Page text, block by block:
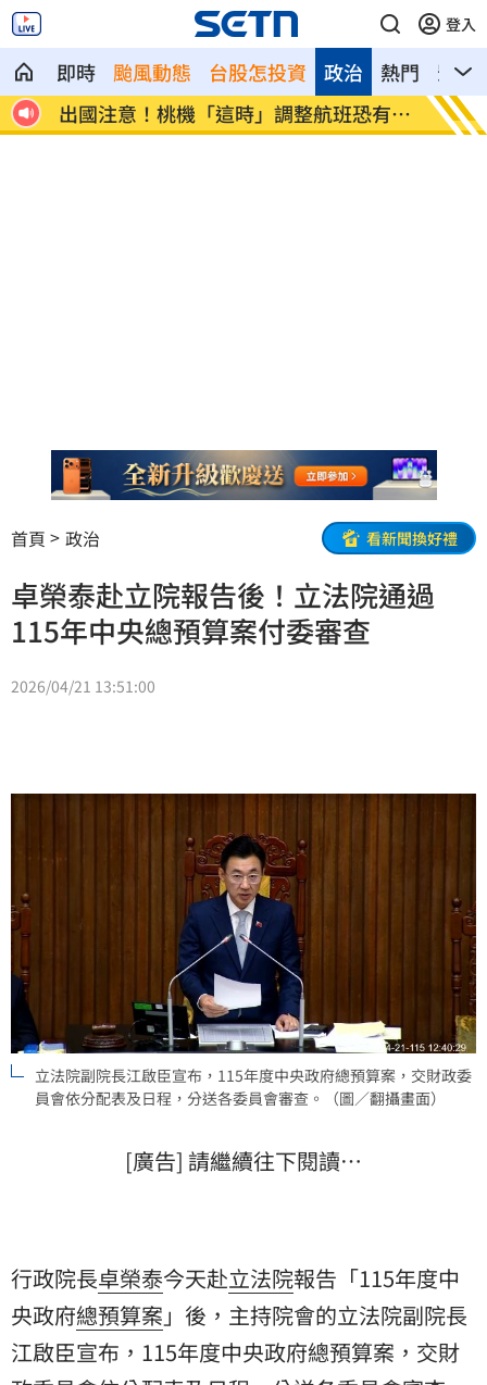
登入
即時 颱風動態 台股怎投資 熱門 影音
政治
出國注意！桃機「這時」調整航班恐有延
誤
獨／
首頁 政治 看新聞換好禮
卓榮泰赴立院報告後！立法院通過
115年中央總預算案付委審查
2026/04/21 13:51:00
立法院副院長江啟臣宣布，115年度中央政府總預算案，交財政委
員會依分配表及日程，分送各委員會審查。（圖／翻攝畫面）
[廣告] 請繼續往下閱讀…
行政院長卓榮泰今天赴立法院報告「115年度中
央政府總預算案 」後，主持院會的立法院副院長
江啟臣宣布，115年度中央政府總預算案，交財